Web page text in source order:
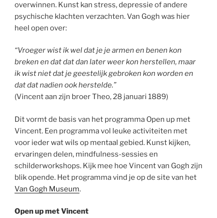
overwinnen. Kunst kan stress, depressie of andere
psychische klachten verzachten. Van Gogh was hier
heel open over:
“Vroeger wist ik wel dat je je armen en benen kon
breken en dat dat dan later weer kon herstellen, maar
ik wist niet dat je geestelijk gebroken kon worden en
dat dat nadien ook herstelde.”
(Vincent aan zijn broer Theo, 28 januari 1889)
Dit vormt de basis van het programma Open up met
Vincent. Een programma vol leuke activiteiten met
voor ieder wat wils op mentaal gebied. Kunst kijken,
ervaringen delen, mindfulness-sessies en
schilderworkshops. Kijk mee hoe Vincent van Gogh zijn
blik opende. Het programma vind je op de site van het
Van Gogh Museum.
Open up met Vincent